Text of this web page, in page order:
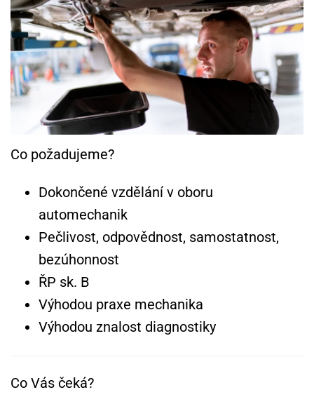
Co požadujeme?
Dokončené vzdělání v oboru
automechanik
Pečlivost, odpovědnost, samostatnost,
bezúhonnost
ŘP sk. B
Výhodou praxe mechanika
Výhodou znalost diagnostiky
Co Vás čeká?